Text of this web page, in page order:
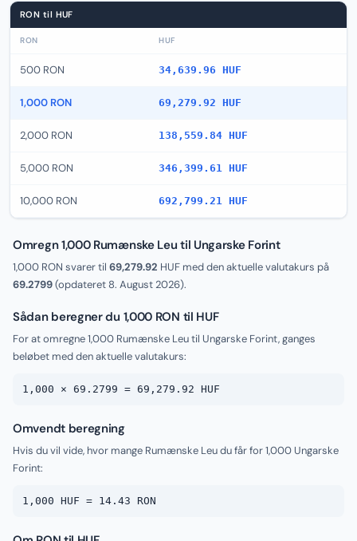
RON til HUF
RON HUF
500 RON 34,639.96 HUF
1,000 RON 69,279.92 HUF
2,000 RON 138,559.84 HUF
5,000 RON 346,399.61 HUF
10,000 RON 692,799.21 HUF
Omregn 1,000 Rumænske Leu til Ungarske Forint
1,000 RON svarer til 69,279.92 HUF med den aktuelle valutakurs på
69.2799(opdateret 8. August 2026).
Sådan beregner du 1,000 RON til HUF
For at omregne 1,000 Rumænske Leu til Ungarske Forint, ganges
beløbet med den aktuelle valutakurs:
1,000 × 69.2799 = 69,279.92 HUF
Omvendt beregning
Hvis du vil vide, hvor mange Rumænske Leu du får for 1,000 Ungarske
Forint:
1,000 HUF = 14.43 RON